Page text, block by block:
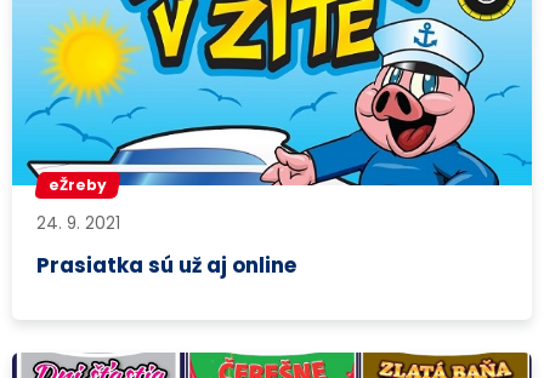
eŽreby
24. 9. 2021
Prasiatka sú už aj online